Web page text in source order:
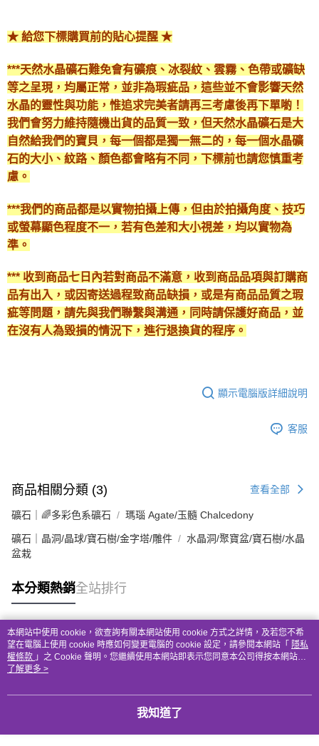
★ 給您下標購買前的貼心提醒 ★
***天然水晶礦石難免會有礦痕、冰裂紋、雲霧、色帶或礦缺
等之呈現，均屬正常，並非為瑕疵品，這些並不會影響天然
水晶的靈性與功能，惟追求完美者請再三考慮後再下單喲！
我們會努力維持隨機出貨的品質一致，但天然水晶礦石是大
自然給我們的寶貝，每一個都是獨一無二的，每一個水晶礦
石的大小、紋路、顏色都會略有不同，下標前也請您慎重考
慮。
***我們的商品都是以實物拍攝上傳，但由於拍攝角度、技巧
或螢幕顯色程度不一，若有色差和大小視差，均以實物為
準。
*** 收到商品七日內若對商品不滿意，收到商品品項與訂購商
品有出入，或因寄送過程致商品缺損，或是有商品品質之瑕
疵等問題，請先與我們聯繫與溝通，同時請保護好商品，並
在沒有人為毀損的情況下，進行退換貨的程序。
顯示電腦版詳細說明
客服
商品相關分類 (3) 查看全部
礦石｜🌈多彩色系礦石 瑪瑙 Agate/玉髓 Chalcedony
礦石｜晶洞/晶球/寶石樹/金字塔/雕件
水晶洞/聚寶盆/寶石樹/水晶
盆栽
本分類熱銷全站排行
熱門標籤
本網站中使用 cookie，欲查詢有關本網站使用 cookie 方式之詳情，及若您不希
望在電腦上使用 cookie 時應如何變更電腦的 cookie 設定，請參閱本網站「 隱私
權條款 」之 Cookie 聲明。您繼續使用本網站即表示您同意本公司得按本網站使
用條款之 Cookie 聲明使用 cookie。
了解更多 >
我知道了